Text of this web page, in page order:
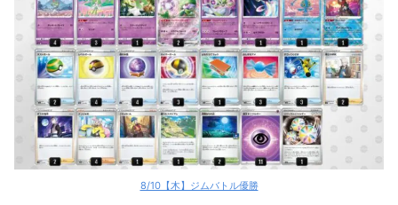
8/10【木】ジムバトル優勝